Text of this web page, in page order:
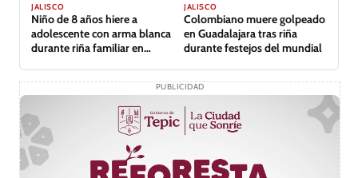
JALISCO
Niño de 8 años hiere a
adolescente con arma blanca
durante riña familiar en
JALISCO
Colombiano muere golpeado
en Guadalajara tras riña
durante festejos del mundial
PUBLICIDAD